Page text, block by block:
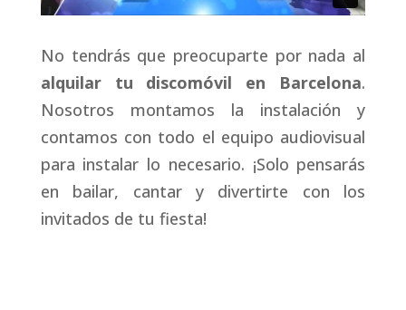
No tendrás que preocuparte por nada al
alquilar tu discomóvil en Barcelona.
Nosotros montamos la instalación y
contamos con todo el equipo audiovisual
para instalar lo necesario. ¡Solo pensarás
en bailar, cantar y divertirte con los
invitados de tu fiesta!